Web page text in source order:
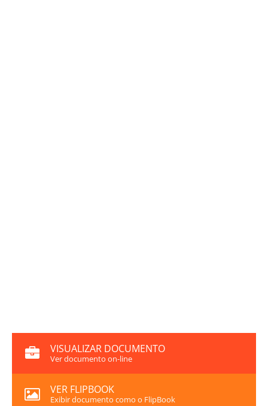
VISUALIZAR DOCUMENTO
Ver documento on-line
VER FLIPBOOK
Exibir documento como o FlipBook